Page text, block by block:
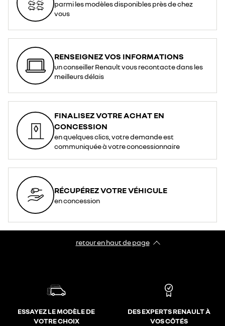
parmi les modèles disponibles près de chez
vous
RENSEIGNEZ VOS INFORMATIONS
un conseiller Renault vous recontacte dans les
meilleurs délais
FINALISEZ VOTRE ACHAT EN
CONCESSION
en quelques clics, votre demande est
communiquée à votre concessionnaire
RÉCUPÉREZ VOTRE VÉHICULE
en concession
retour en haut de page​
ESSAYEZ LE MODÈLE DE
VOTRE CHOIX
DES EXPERTS RENAULT À
VOS CÔTÉS